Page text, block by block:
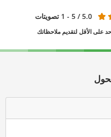
5.0 / 5 - 1 تصويتات
على الأقل لتقديم ملاحظاتك